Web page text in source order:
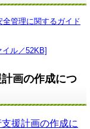
管理に関するガイド
イル／52KB]
画の作成につ
援計画の作成に